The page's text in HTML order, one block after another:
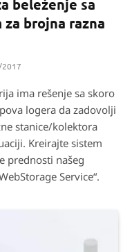
beleženje sa
brojna razna
ima rešenje sa skoro
logera da zadovolji
stanice/kolektora
Kreirajte sistem
prednosti našeg
Service“.